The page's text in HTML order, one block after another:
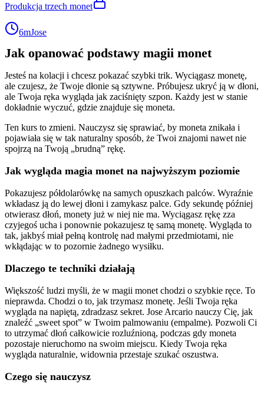
Produkcja trzech monet
6mJose
Jak opanować podstawy magii monet
Jesteś na kolacji i chcesz pokazać szybki trik. Wyciągasz monetę,
ale czujesz, że Twoje dłonie są sztywne. Próbujesz ukryć ją w dłoni,
ale Twoja ręka wygląda jak zaciśnięty szpon. Każdy jest w stanie
dokładnie wyczuć, gdzie znajduje się moneta.
Ten kurs to zmieni. Nauczysz się sprawiać, by moneta znikała i
pojawiała się w tak naturalny sposób, że Twoi znajomi nawet nie
spojrzą na Twoją „brudną” rękę.
Jak wygląda magia monet na najwyższym poziomie
Pokazujesz półdolarówkę na samych opuszkach palców. Wyraźnie
wkładasz ją do lewej dłoni i zamykasz palce. Gdy sekundę później
otwierasz dłoń, monety już w niej nie ma. Wyciągasz rękę zza
czyjegoś ucha i ponownie pokazujesz tę samą monetę. Wygląda to
tak, jakbyś miał pełną kontrolę nad małymi przedmiotami, nie
wkłądając w to pozornie żadnego wysiłku.
Dlaczego te techniki działają
Większość ludzi myśli, że w magii monet chodzi o szybkie ręce. To
nieprawda. Chodzi o to, jak trzymasz monetę. Jeśli Twoja ręka
wygląda na napiętą, zdradzasz sekret. Jose Arcario nauczy Cię, jak
znaleźć „sweet spot” w Twoim palmowaniu (empalme). Pozwoli Ci
to utrzymać dłoń całkowicie rozluźnioną, podczas gdy moneta
pozostaje nieruchomo na swoim miejscu. Kiedy Twoja ręka
wygląda naturalnie, widownia przestaje szukać oszustwa.
Czego się nauczysz